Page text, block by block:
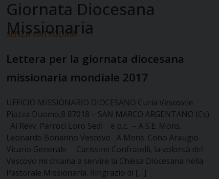
SENZA CATEGORIA
Lettera per la giornata diocesana
missionaria mondiale 2017
UFFICIO MISSIONARIO DIOCESANO Curia Vescovile
Piazza Duomo,8 87018 – SAN MARCO ARGENTANO (Cs)
Ai Revv. Parroci Loro Sedi e p.c. – A S.E. Mons.
Leonardo Bonanno Vescovo A Mons. Cono Araugio
Vicario Generale Carissimi Confratelli, la volontà del
Vescovo mi chiama a servire la Chiesa Diocesana nella
Pastorale Missionaria. Ringrazio di […]